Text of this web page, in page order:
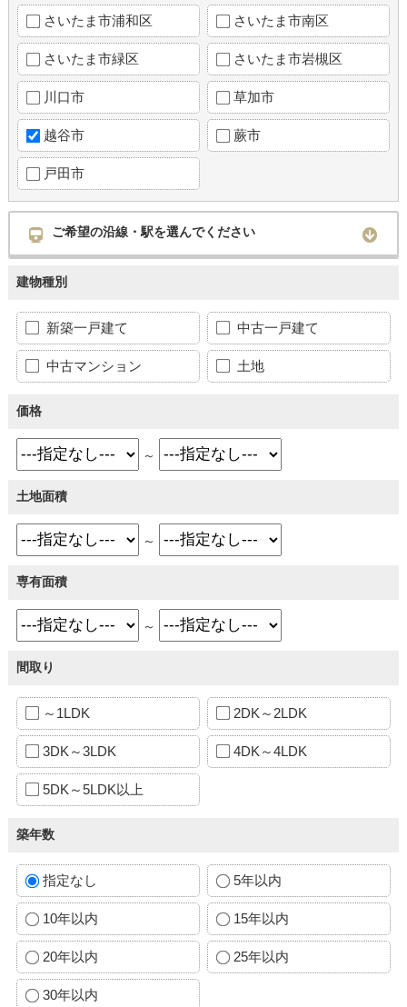
さいたま市浦和区 さいたま市南区
さいたま市緑区 さいたま市岩槻区
川口市 草加市
越谷市 蕨市
戸田市
ご希望の沿線・駅を選んでください
建物種別
新築一戸建て 中古一戸建て
中古マンション 土地
価格
～
土地面積
～
専有面積
～
間取り
～1LDK 2DK～2LDK
3DK～3LDK 4DK～4LDK
5DK～5LDK以上
築年数
指定なし 5年以内
10年以内 15年以内
20年以内 25年以内
30年以内